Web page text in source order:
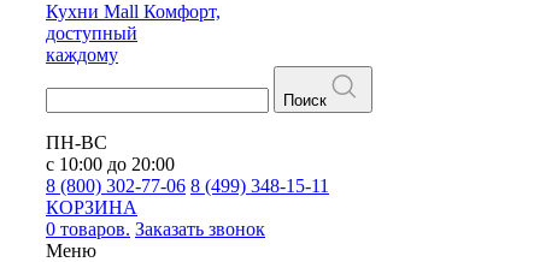
Кухни Mall Комфорт,
доступный
каждому
Поиск
ПН-ВС
с 10:00 до 20:00
8 (800) 302-77-06 8 (499) 348-15-11
КОРЗИНА
0 товаров. Заказать звонок
Меню